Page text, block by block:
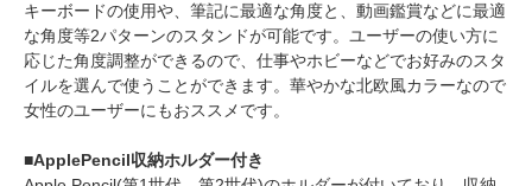
キーボードの使用や、筆記に最適な角度と、動画鑑賞などに最適
な角度等2パターンのスタンドが可能です。ユーザーの使い方に
応じた角度調整ができるので、仕事やホビーなどでお好みのスタ
イルを選んで使うことができます。華やかな北欧風カラーなので
女性のユーザーにもおススメです。
■ApplePencil収納ホルダー付き